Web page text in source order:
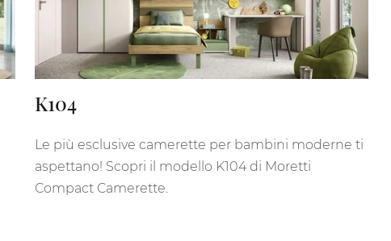
K104
Le più esclusive camerette per bambini moderne ti
aspettano! Scopri il modello K104 di Moretti
Compact Camerette.